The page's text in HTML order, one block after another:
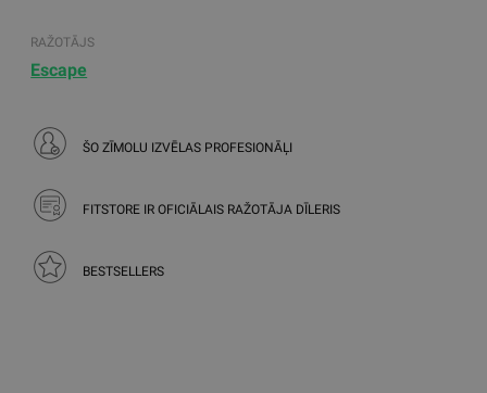
RAŽOTĀJS
Escape
ŠO ZĪMOLU IZVĒLAS PROFESIONĀĻI
FITSTORE IR OFICIĀLAIS RAŽOTĀJA DĪLERIS
BESTSELLERS